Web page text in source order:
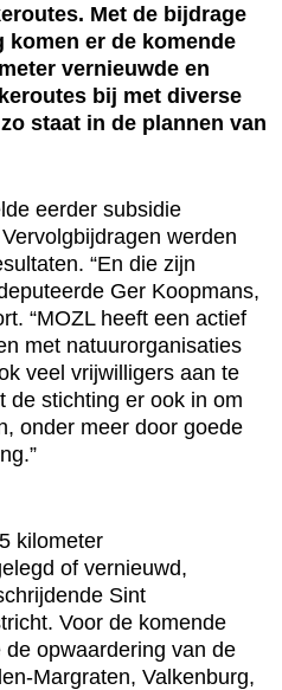
Met de bijdrage
er de komende
vernieuwde en
bij met diverse
staat in de plannen van
eerder subsidie
werden
“En die zijn
Ger Koopmans,
“MOZL heeft een actief
met natuurorganisaties
veel vrijwilligers aan te
de stichting er ook in om
onder meer door goede
kilometer
of vernieuwd,
Sint
Voor de komende
opwaardering van de
Margraten, Valkenburg,